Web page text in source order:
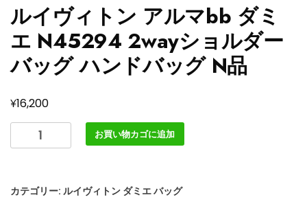
ルイヴィトン アルマbb ダミ
エ N45294 2wayショルダー
バッグ ハンドバッグ N品
¥16,200
イ
ト
お買い物カゴに追加
カテゴリー: ルイヴィトン ダミエ バッグ